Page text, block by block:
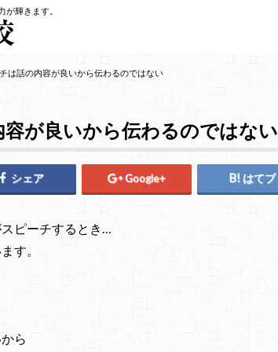
輝きます。
は話の内容が良いから伝わるのではない
容が良いから伝わるのではない
シェア Google+ はてブ
ピーチするとき…
す。
ら